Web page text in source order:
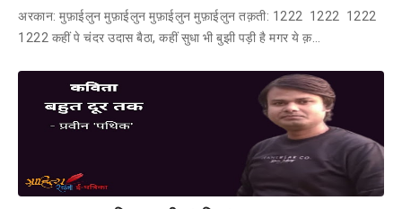
अरकान: मुफ़ाईलुन मुफ़ाईलुन मुफ़ाईलुन मुफ़ाईलुन तक़ती: 1222 1222 1222
1222 कहीं पे चंदर उदास बैठा, कहीं सुधा भी बुझी पड़ी है मगर ये क़…